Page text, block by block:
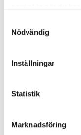
Nödvändig
Inställningar
Statistik
Marknadsföring
ha enats om